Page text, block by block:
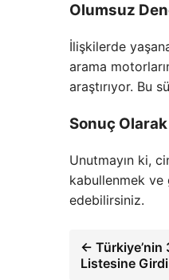
Olumsuz
İlişkilerde
arama
araştırıyor. Bu
Sonuç Olarak
Unutmayın ki,
kabullenmek
edebilirsiniz.
← Türkiye’nin
Listesine Girdi